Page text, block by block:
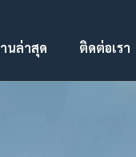
นล่าสุด ติดต่อเรา